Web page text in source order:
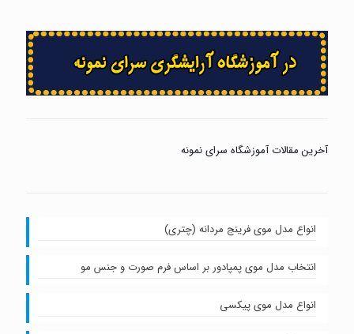
آخرین مقالات آموزشگاه سرای نمونه
انواع مدل موی فرینج مردانه (چتری)
انتخاب مدل موی پمپادور بر اساس فرم صورت و جنس مو
انواع مدل موی پیکسی